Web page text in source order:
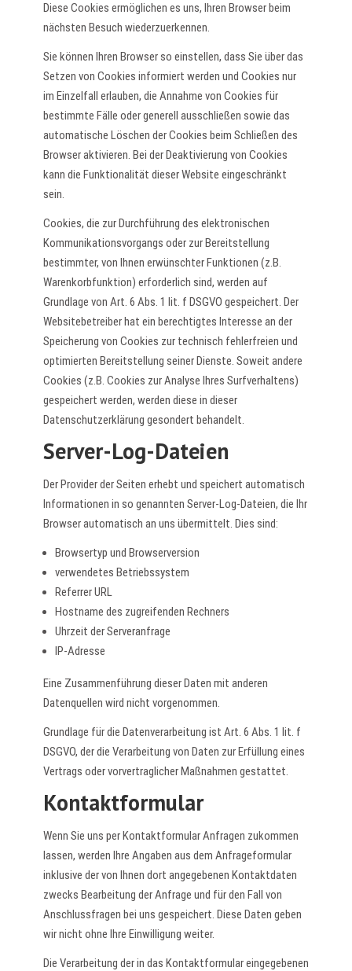
Diese Cookies ermöglichen es uns, Ihren Browser beim
nächsten Besuch wiederzuerkennen.
Sie können Ihren Browser so einstellen, dass Sie über das
Setzen von Cookies informiert werden und Cookies nur
im Einzelfall erlauben, die Annahme von Cookies für
bestimmte Fälle oder generell ausschließen sowie das
automatische Löschen der Cookies beim Schließen des
Browser aktivieren. Bei der Deaktivierung von Cookies
kann die Funktionalität dieser Website eingeschränkt
sein.
Cookies, die zur Durchführung des elektronischen
Kommunikationsvorgangs oder zur Bereitstellung
bestimmter, von Ihnen erwünschter Funktionen (z.B.
Warenkorbfunktion) erforderlich sind, werden auf
Grundlage von Art. 6 Abs. 1 lit. f DSGVO gespeichert. Der
Websitebetreiber hat ein berechtigtes Interesse an der
Speicherung von Cookies zur technisch fehlerfreien und
optimierten Bereitstellung seiner Dienste. Soweit andere
Cookies (z.B. Cookies zur Analyse Ihres Surfverhaltens)
gespeichert werden, werden diese in dieser
Datenschutzerklärung gesondert behandelt.
Server-Log-Dateien
Der Provider der Seiten erhebt und speichert automatisch
Informationen in so genannten Server-Log-Dateien, die Ihr
Browser automatisch an uns übermittelt. Dies sind:
Browsertyp und Browserversion
verwendetes Betriebssystem
Referrer URL
Hostname des zugreifenden Rechners
Uhrzeit der Serveranfrage
IP-Adresse
Eine Zusammenführung dieser Daten mit anderen
Datenquellen wird nicht vorgenommen.
Grundlage für die Datenverarbeitung ist Art. 6 Abs. 1 lit. f
DSGVO, der die Verarbeitung von Daten zur Erfüllung eines
Vertrags oder vorvertraglicher Maßnahmen gestattet.
Kontaktformular
Wenn Sie uns per Kontaktformular Anfragen zukommen
lassen, werden Ihre Angaben aus dem Anfrageformular
inklusive der von Ihnen dort angegebenen Kontaktdaten
zwecks Bearbeitung der Anfrage und für den Fall von
Anschlussfragen bei uns gespeichert. Diese Daten geben
wir nicht ohne Ihre Einwilligung weiter.
Die Verarbeitung der in das Kontaktformular eingegebenen